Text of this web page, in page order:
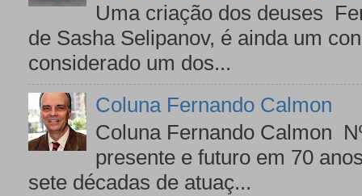
Uma criação dos deuses
de Sasha Selipanov, é ainda um
considerado um dos...
Coluna Fernando Calmon
Coluna Fernando Calmon
presente e futuro em 70
sete décadas de atuaç...